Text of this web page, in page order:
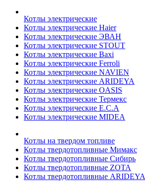
Котлы электрические
Котлы электрические Haier
Котлы электрические ЭВАН
Котлы электрические STOUT
Котлы электрические Baxi
Котлы электрические Ferroli
Котлы электрические NAVIEN
Котлы электрические ARIDEYA
Котлы электрические OASIS
Котлы электрические Термекс
Котлы электрические E.C.A
Котлы электрические MIDEA
Котлы на твердом топливе
Котлы твердотопливные Мимакс
Котлы твердотопливные Сибирь
Котлы твердотопливные ZOTA
Котлы твердотопливные ARIDEYA